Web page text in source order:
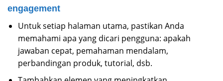
engagement
Untuk setiap halaman utama, pastikan Anda
memahami apa yang dicari pengguna: apakah
jawaban cepat, pemahaman mendalam,
perbandingan produk, tutorial, dsb.